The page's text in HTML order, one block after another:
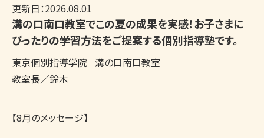
更新日：2026.08.01
溝の口南口教室でこの夏の成果を実感！お子さまに
ぴったりの学習方法をご提案する個別指導塾です。
東京個別指導学院 溝の口南口教室
教室長／鈴木
【8月のメッセージ】